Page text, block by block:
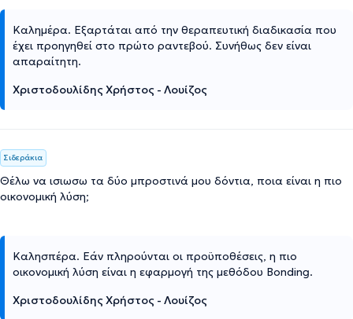
Καλημέρα. Εξαρτάται από την θεραπευτική διαδικασία που
έχει προηγηθεί στο πρώτο ραντεβού. Συνήθως δεν είναι
απαραίτητη.
Χριστοδουλίδης Χρήστος - Λουίζος
Σιδεράκια
Θέλω να ισιωσω τα δύο μπροστινά μου δόντια, ποια είναι η πιο
οικονομική λύση;
Καλησπέρα. Εάν πληρούνται οι προϋποθέσεις, η πιο
οικονομική λύση είναι η εφαρμογή της μεθόδου Bonding.
Χριστοδουλίδης Χρήστος - Λουίζος